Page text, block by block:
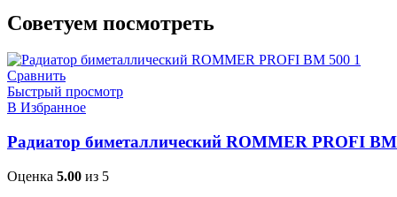
Советуем посмотреть
Сравнить
Быстрый просмотр
В Избранное
Радиатор биметаллический ROMMER PROFI
Оценка 5.00 из 5